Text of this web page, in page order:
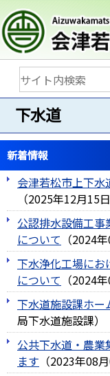
下水道
新着情報
会津若松市上下水
（2025年12月15日
公認排水設備工
について （2024
下水浄化工場にお
について （2024
下水道施設課ホー
局下水道施設課）
公共下水道・農
ます （2023年08